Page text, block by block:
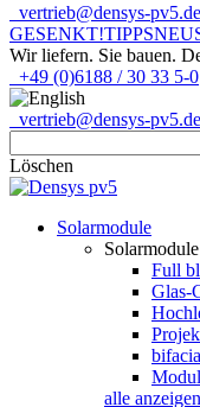
vertrieb@densys-pv5.de
GESENKT!TIPPSNEU
Wir liefern. Sie bauen.
+49 (0)6188 / 30 33 5-0
vertrieb@densys-pv5.de
Löschen
Solarmodule
Solarmodule
Full
Glas-
alle anzeigen